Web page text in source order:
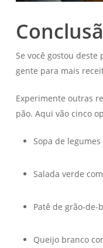
Se você gostou
gente para mais
Experimente outras
pão. Aqui vão cinco
Sopa de
Salada verde
Patê de grão-de-
Queijo branco